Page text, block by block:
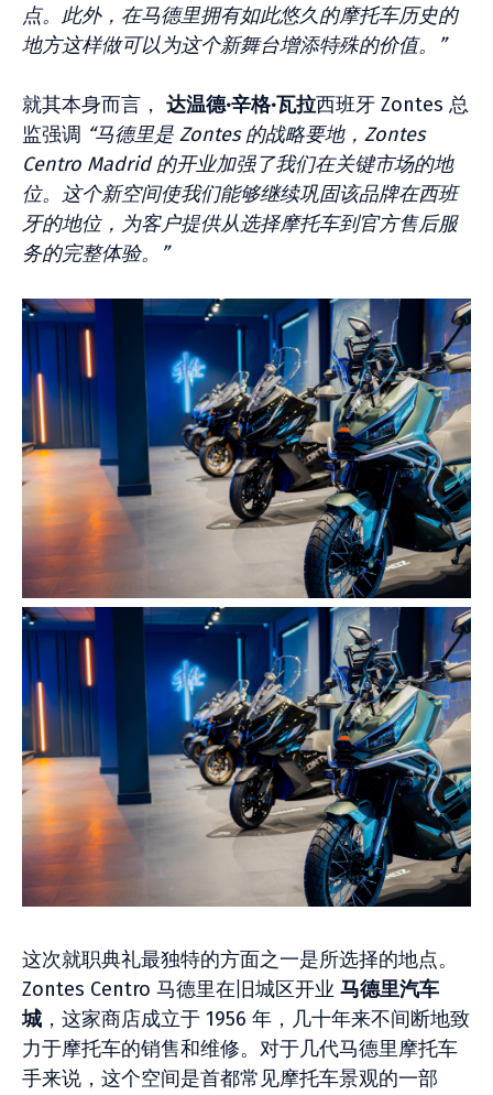
点。此外，在马德里拥有如此悠久的摩托车历史的
地方这样做可以为这个新舞台增添特殊的价值。”
就其本身而言， 达温德·辛格·瓦拉西班牙 Zontes 总
监强调 “马德里是 Zontes 的战略要地，Zontes
Centro Madrid 的开业加强了我们在关键市场的地
位。这个新空间使我们能够继续巩固该品牌在西班
牙的地位，为客户提供从选择摩托车到官方售后服
务的完整体验。”
这次就职典礼最独特的方面之一是所选择的地点。
Zontes Centro 马德里在旧城区开业 马德里汽车
城 ，这家商店成立于 1956 年，几十年来不间断地致
力于摩托车的销售和维修。对于几代马德里摩托车
手来说，这个空间是首都常见摩托车景观的一部